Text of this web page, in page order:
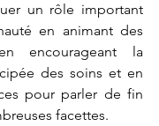
un rôle important
en animant des
encourageant la
des soins et en
pour parler de fin
facettes.